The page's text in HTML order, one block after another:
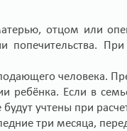
отцом или
попечительства.
человека.
ребёнка. Если в
учтены при
три месяца,